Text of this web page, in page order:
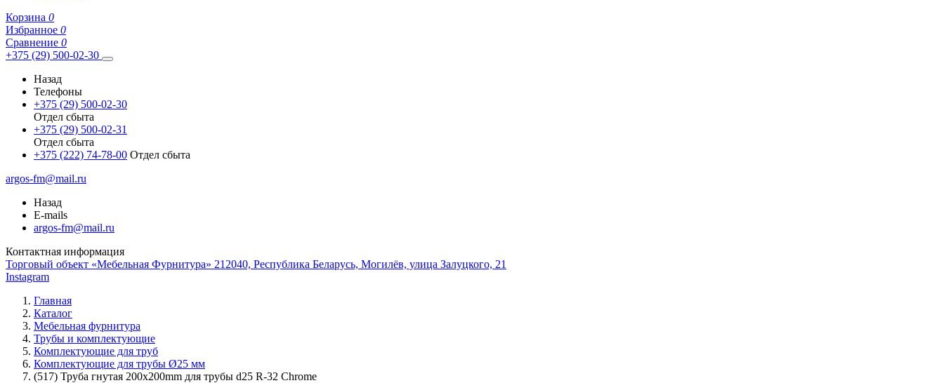
Корзина 0
Избранное 0
Сравнение 0
+375 (29) 500-02-30
Назад
Телефоны
+375 (29) 500-02-30
Отдел сбыта
+375 (29) 500-02-31
Отдел сбыта
+375 (222) 74-78-00 Отдел сбыта
argos-fm@mail.ru
Назад
E-mails
argos-fm@mail.ru
Контактная информация
Торговый объект «Мебельная Фурнитура» 212040, Республика Беларусь, Могилёв, улица Залуцкого, 21
Instagram
Главная
Каталог
Мебельная фурнитура
Трубы и комплектующие
Комплектующие для труб
Комплектующие для трубы Ø25 мм
(517) Труба гнутая 200х200mm для трубы d25 R-32 Chrome